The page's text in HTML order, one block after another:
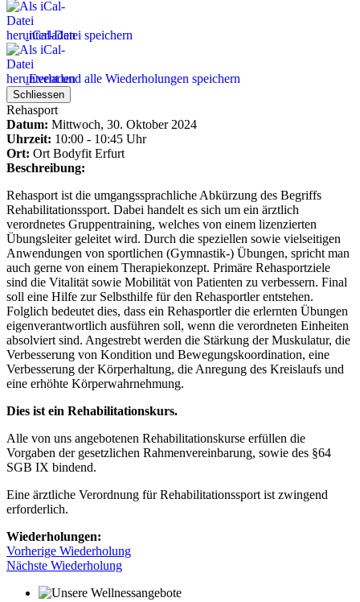
iCal-Datei speichern
Event und alle Wiederholungen speichern
Schliessen
Rehasport
Datum: Mittwoch, 30. Oktober 2024
Uhrzeit: 10:00 - 10:45 Uhr
Ort: Ort Bodyfit Erfurt
Beschreibung:
Rehasport ist die umgangssprachliche Abkürzung des Begriffs
Rehabilitationssport. Dabei handelt es sich um ein ärztlich
verordnetes Gruppentraining, welches von einem lizenzierten
Übungsleiter geleitet wird. Durch die speziellen sowie vielseitigen
Anwendungen von sportlichen (Gymnastik-) Übungen, spricht man
auch gerne von einem Therapiekonzept. Primäre Rehasportziele
sind die Vitalität sowie Mobilität von Patienten zu verbessern. Final
soll eine Hilfe zur Selbsthilfe für den Rehasportler entstehen.
Folglich bedeutet dies, dass ein Rehasportler die erlernten Übungen
eigenverantwortlich ausführen soll, wenn die verordneten Einheiten
absolviert sind. Angestrebt werden die Stärkung der Muskulatur, die
Verbesserung von Kondition und Bewegungskoordination, eine
Verbesserung der Körperhaltung, die Anregung des Kreislaufs und
eine erhöhte Körperwahrnehmung.
Dies ist ein Rehabilitationskurs.
Alle von uns angebotenen Rehabilitationskurse erfüllen die
Vorgaben der gesetzlichen Rahmenvereinbarung, sowie des §64
SGB IX bindend.
Eine ärztliche Verordnung für Rehabilitationssport ist zwingend
erforderlich.
Wiederholungen:
Vorherige Wiederholung
Nächste Wiederholung